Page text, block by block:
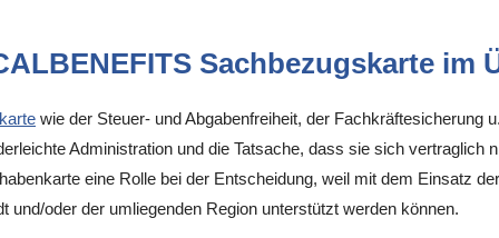
Sachbezugskarte im
wie der Steuer- und Abgabenfreiheit, der Fachkräftesicherung
Administration und die Tatsache, dass sie sich
eine Rolle bei der Entscheidung, weil mit dem Einsatz
oder der umliegenden Region unterstützt werden können.